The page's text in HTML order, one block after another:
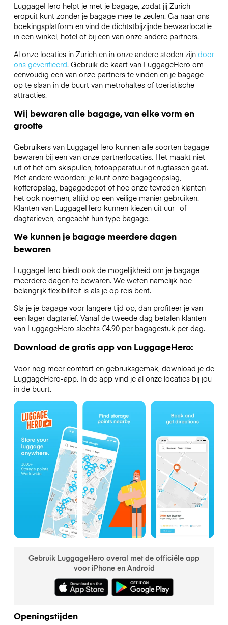
LuggageHero helpt je met je bagage, zodat jij Zurich
eropuit kunt zonder je bagage mee te zeulen. Ga naar ons
boekingsplatform en vind de dichtstbijzijnde bewaarlocatie
in een winkel, hotel of bij een van onze andere partners.
Al onze locaties in Zurich en in onze andere steden zijn door
ons geverifieerd. Gebruik de kaart van LuggageHero om
eenvoudig een van onze partners te vinden en je bagage
op te slaan in de buurt van metrohaltes of toeristische
attracties.
Wij bewaren alle bagage, van elke vorm en
grootte
Gebruikers van LuggageHero kunnen alle soorten bagage
bewaren bij een van onze partnerlocaties. Het maakt niet
uit of het om skispullen, fotoapparatuur of rugtassen gaat.
Met andere woorden: je kunt onze bagageopslag,
kofferopslag, bagagedepot of hoe onze tevreden klanten
het ook noemen, altijd op een veilige manier gebruiken.
Klanten van LuggageHero kunnen kiezen uit uur- of
dagtarieven, ongeacht hun type bagage.
We kunnen je bagage meerdere dagen
bewaren
LuggageHero biedt ook de mogelijkheid om je bagage
meerdere dagen te bewaren. We weten namelijk hoe
belangrijk flexibiliteit is als je op reis bent.
Sla je je bagage voor langere tijd op, dan profiteer je van
een lager dagtarief. Vanaf de tweede dag betalen klanten
van LuggageHero slechts €4.90 per bagagestuk per dag.
Download de gratis app van LuggageHero:
Voor nog meer comfort en gebruiksgemak, download je de
LuggageHero-app. In de app vind je al onze locaties bij jou
in de buurt.
Gebruik LuggageHero overal met de officiële app
voor iPhone en Android
Openingstijden